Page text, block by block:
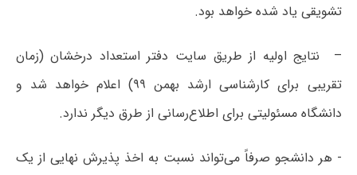
تشویقی یاد شده خواهد بود.
–  نتایج اولیه از طریق سایت دفتر استعداد درخشان (زمان
تقریبی برای کارشناسی ارشد بهمن ۹۹) اعلام خواهد شد و
دانشگاه مسئولیتی برای اطلاع‌رسانی از طرق دیگر ندارد.
- هر دانشجو صرفاً می‌تواند نسبت به اخذ پذیرش نهایی از یک